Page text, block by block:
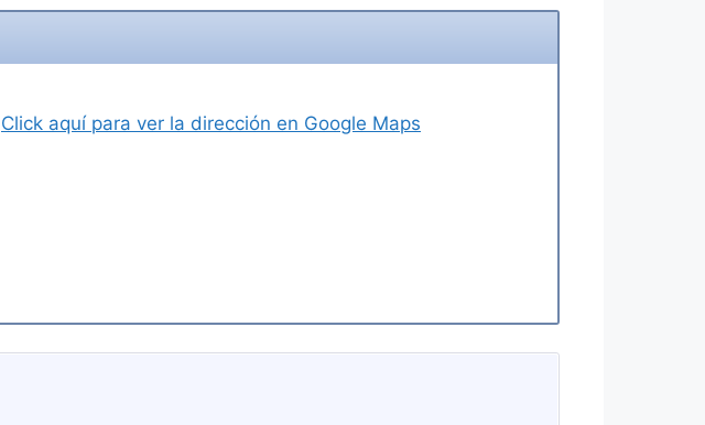
Click aquí para ver la dirección en Google Maps